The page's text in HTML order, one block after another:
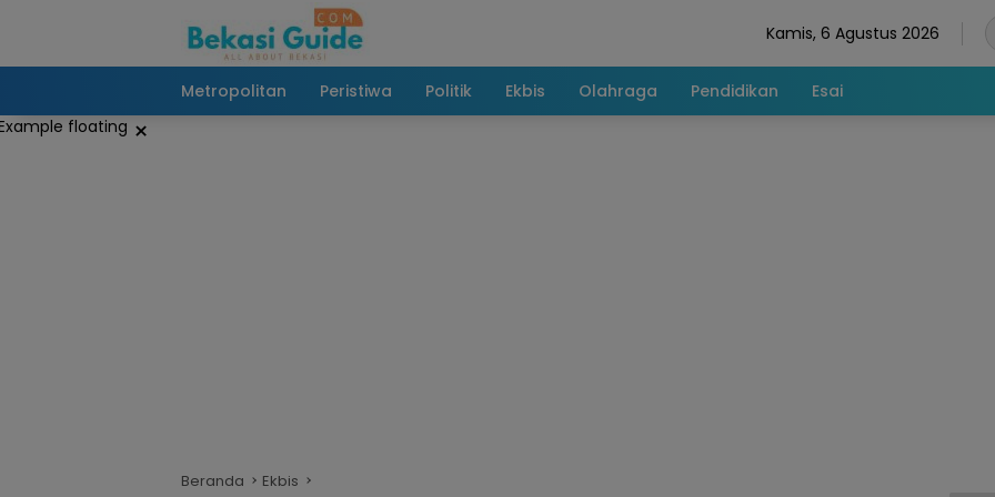
Kamis, 6 Agustus 2026
Metropolitan Peristiwa Politik Ekbis Olahraga Pendidikan Esai
×
Beranda Ekbis